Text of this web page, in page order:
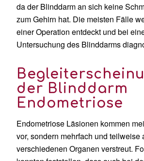
da der Blinddarm an sich keine
zum Gehirn hat. Die meisten Fälle
einer Operation entdeckt und bei
Untersuchung des Blinddarms
der Blinddarm
Endometriose
Endometriose Läsionen kommen
vor, sondern mehrfach und teilweise
verschiedenen Organen verstreut.